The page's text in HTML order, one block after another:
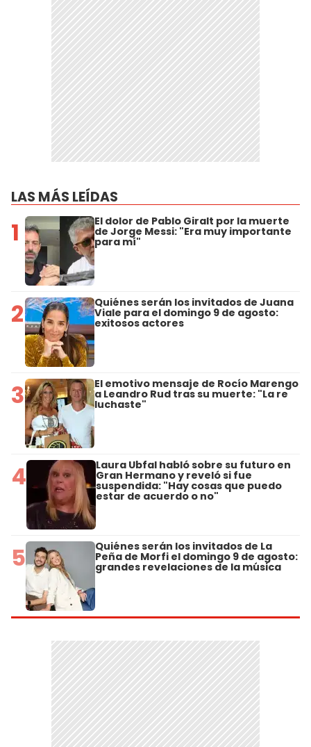
LAS MÁS LEÍDAS
1 El dolor de Pablo Giralt por la muerte
de Jorge Messi: "Era muy importante
para mí"
2 Quiénes serán los invitados de Juana
Viale para el domingo 9 de agosto:
exitosos actores
3 El emotivo mensaje de Rocío Marengo
a Leandro Rud tras su muerte: "La re
luchaste"
4 Laura Ubfal habló sobre su futuro en
Gran Hermano y reveló si fue
suspendida: "Hay cosas que puedo
estar de acuerdo o no"
5 Quiénes serán los invitados de La
Peña de Morfi el domingo 9 de agosto:
grandes revelaciones de la música